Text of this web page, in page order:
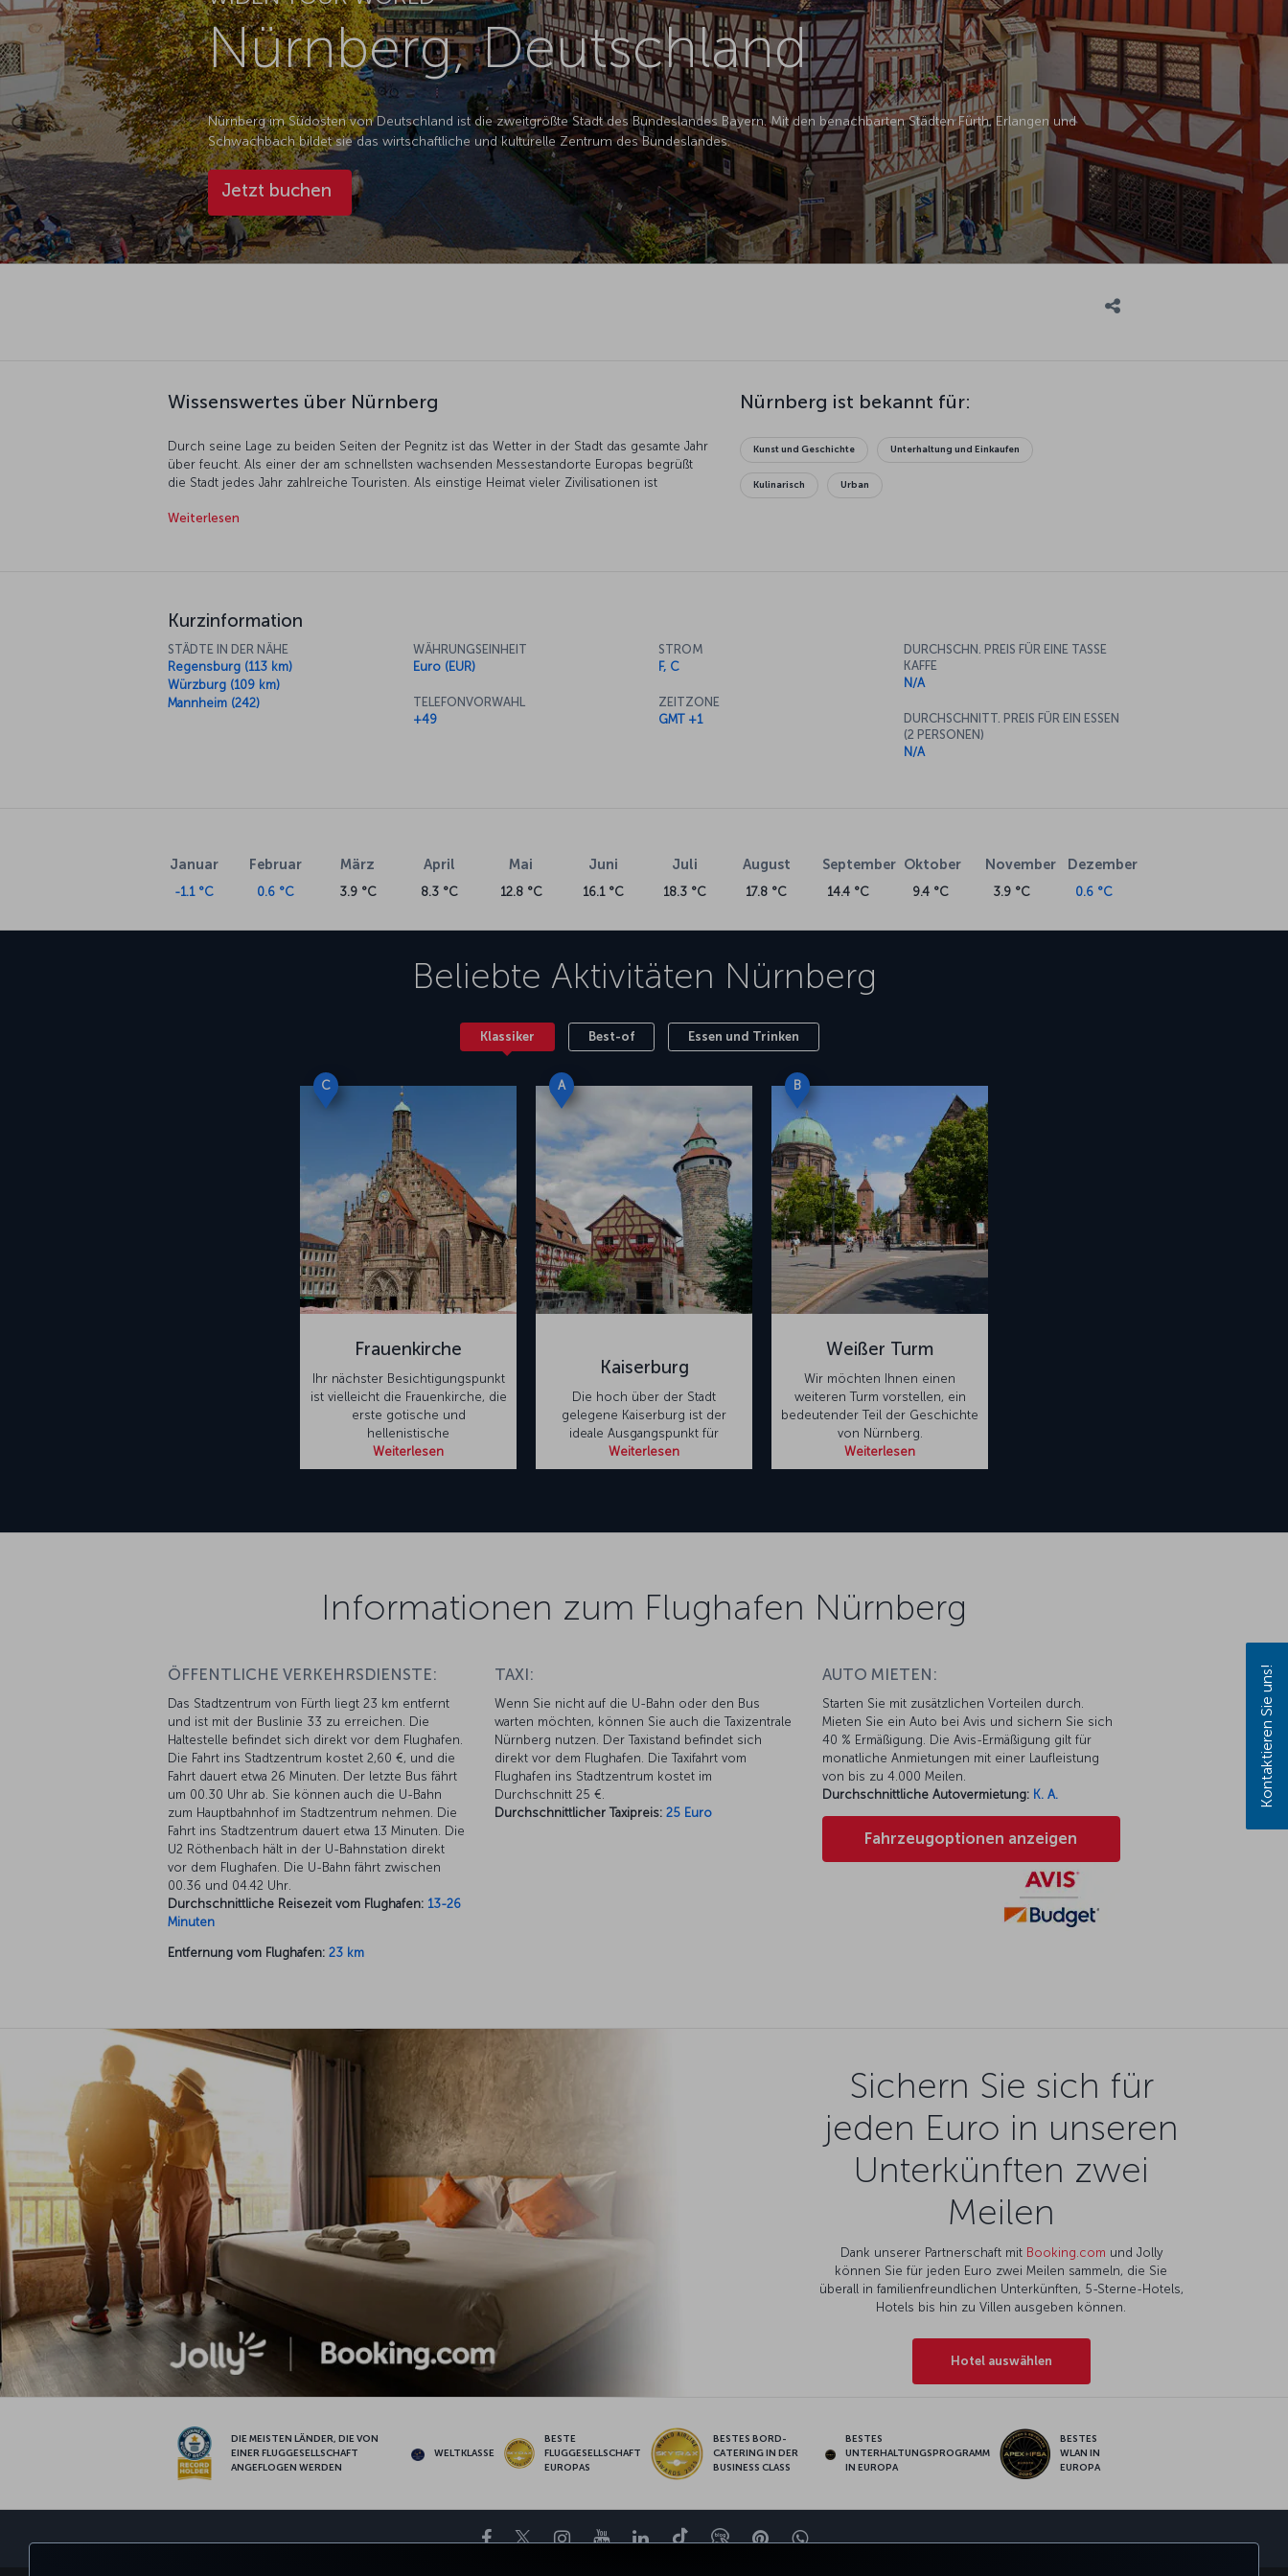
Nürnberg, Deutschland
Nürnberg im Südosten von Deutschland ist die zweitgrößte Stadt des Bundeslandes Bayern. Mit den benachbarten Städten Fürth, Erlangen und
Schwachbach bildet sie das wirtschaftliche und kulturelle Zentrum des Bundeslandes.
Jetzt buchen
Wissenswertes über Nürnberg
Durch seine Lage zu beiden Seiten der Pegnitz ist das Wetter in der Stadt das gesamte Jahr
über feucht. Als einer der am schnellsten wachsenden Messestandorte Europas begrüßt
die Stadt jedes Jahr zahlreiche Touristen. Als einstige Heimat vieler Zivilisationen ist
Angebote ist Nürnberg zweifellos ein beeindruckendes Reiseziel.
Weiterlesen
Nürnberg ist bekannt für:
Kunst und Geschichte Unterhaltung und Einkaufen
Kulinarisch Urban
Kurzinformation
STÄDTE IN DER NÄHE
Regensburg (113 km)
Würzburg (109 km)
Mannheim (242)
WÄHRUNGSEINHEIT
Euro (EUR)
TELEFONVORWAHL
+49
STROM
F, C
ZEITZONE
GMT +1
DURCHSCHN. PREIS FÜR EINE TASSE
KAFFE
N/A
DURCHSCHNITT. PREIS FÜR EIN ESSEN
(2 PERSONEN)
N/A
Januar
-1.1 °C
Februar
0.6 °C
März
3.9 °C
April
8.3 °C
Mai
12.8 °C
Juni
16.1 °C
Juli
18.3 °C
August
17.8 °C
September
14.4 °C
Oktober
9.4 °C
November
3.9 °C
Dezember
0.6 °C
Beliebte Aktivitäten Nürnberg
Klassiker Best-of Essen und Trinken
C
Frauenkirche
Ihr nächster Besichtigungspunkt
ist vielleicht die Frauenkirche, die
erste gotische und
hellenistische
Weiterlesen
A
Kaiserburg
Die hoch über der Stadt
gelegene Kaiserburg ist der
ideale Ausgangspunkt für
Weiterlesen
B
Weißer Turm
Wir möchten Ihnen einen
weiteren Turm vorstellen, ein
bedeutender Teil der Geschichte
von Nürnberg.
Weiterlesen
Informationen zum Flughafen Nürnberg
ÖFFENTLICHE VERKEHRSDIENSTE:
Das Stadtzentrum von Fürth liegt 23 km entfernt
und ist mit der Buslinie 33 zu erreichen. Die
Haltestelle befindet sich direkt vor dem Flughafen.
Die Fahrt ins Stadtzentrum kostet 2,60 €, und die
Fahrt dauert etwa 26 Minuten. Der letzte Bus fährt
um 00.30 Uhr ab. Sie können auch die U-Bahn
zum Hauptbahnhof im Stadtzentrum nehmen. Die
Fahrt ins Stadtzentrum dauert etwa 13 Minuten. Die
U2 Röthenbach hält in der U-Bahnstation direkt
vor dem Flughafen. Die U-Bahn fährt zwischen
00.36 und 04.42 Uhr.
Durchschnittliche Reisezeit vom Flughafen: 13-26
Minuten
Entfernung vom Flughafen: 23 km
TAXI:
Wenn Sie nicht auf die U-Bahn oder den Bus
warten möchten, können Sie auch die Taxizentrale
Nürnberg nutzen. Der Taxistand befindet sich
direkt vor dem Flughafen. Die Taxifahrt vom
Flughafen ins Stadtzentrum kostet im
Durchschnitt 25 €.
Durchschnittlicher Taxipreis: 25 Euro
AUTO MIETEN:
Starten Sie mit zusätzlichen Vorteilen durch.
Mieten Sie ein Auto bei Avis und sichern Sie sich
40 % Ermäßigung. Die Avis-Ermäßigung gilt für
monatliche Anmietungen mit einer Laufleistung
von bis zu 4.000 Meilen.
Durchschnittliche Autovermietung: K. A.
Fahrzeugoptionen anzeigen
Sichern Sie sich für
jeden Euro in unseren
Unterkünften zwei
Meilen
Dank unserer Partnerschaft mit Booking.com und Jolly
können Sie für jeden Euro zwei Meilen sammeln, die Sie
überall in familienfreundlichen Unterkünften, 5-Sterne-Hotels,
Hotels bis hin zu Villen ausgeben können.
Hotel auswählen
DIE MEISTEN LÄNDER, DIE VON
EINER FLUGGESELLSCHAFT
ANGEFLOGEN WERDEN
WELTKLASSE
BESTE
FLUGGESELLSCHAFT
EUROPAS
BESTES BORD-
CATERING IN DER
BUSINESS CLASS
BESTES
UNTERHALTUNGSPROGRAMM
IN EUROPA
BESTES
WLAN IN
EUROPA
Facebook
TwitterInstagram
YouTubeLinkedIn
TikTokBlogPinterestWhatsApp
Kontaktieren Sie uns!